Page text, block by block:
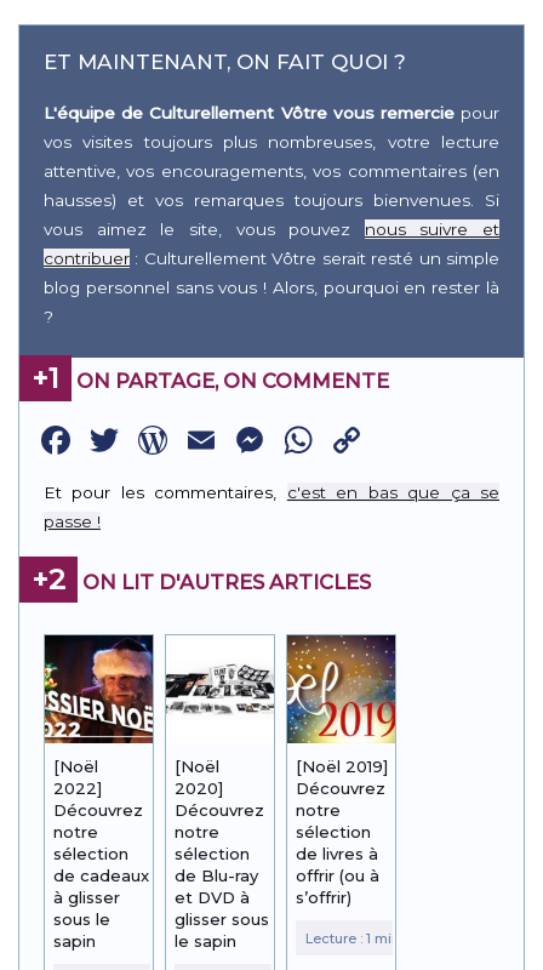
ET MAINTENANT, ON FAIT QUOI ?
L'équipe de Culturellement Vôtre vous remerciepour
vos visites toujours plus nombreuses, votre lecture
attentive, vos encouragements, vos commentaires (en
hausses) et vos remarques toujours bienvenues. Si
vous aimez le site, vous pouvez nous suivre et
contribuer : Culturellement Vôtre serait resté un simple
blog personnel sans vous ! Alors, pourquoi en rester là
?
+1 ON PARTAGE, ON COMMENTE
Facebook
Twitter
WordPress
EmailMessenger
WhatsApp
Link
Et pour les commentaires, c'est en bas que ça se
passe !
+2 ON LIT D'AUTRES ARTICLES
[Noël
2022]
Découvrez
notre
sélection
de cadeaux
à glisser
sous le
sapin
[Noël
2020]
Découvrez
notre
sélection
de Blu-ray
et DVD à
glisser sous
le sapin
[Noël 2019]
Découvrez
notre
sélection
de livres à
offrir (ou à
s’offrir)